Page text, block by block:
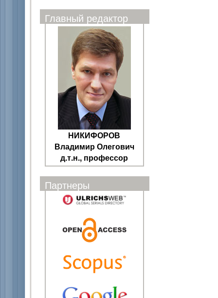
Главный редактор
НИКИФОРОВ
Владимир Олегович
д.т.н., профессор
Партнеры